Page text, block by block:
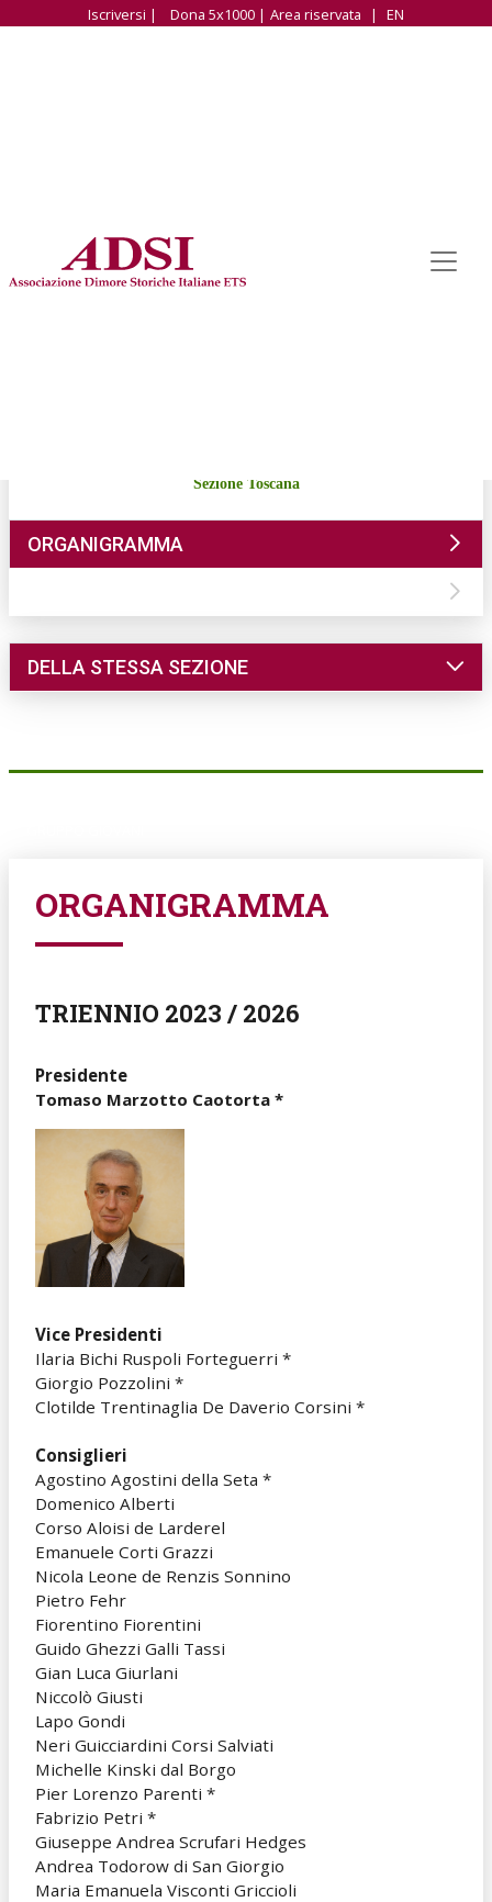
Iscriversi | Dona 5x1000 | Area riservata | EN
Sezione Toscana
ORGANIGRAMMA
DELLA STESSA SEZIONE
ORGANIGRAMMA
TRIENNIO 2023 / 2026
Presidente
Tomaso Marzotto Caotorta *
Vice Presidenti
Ilaria Bichi Ruspoli Forteguerri *
Giorgio Pozzolini *
Clotilde Trentinaglia De Daverio Corsini *
Consiglieri
Agostino Agostini della Seta *
Domenico Alberti
Corso Aloisi de Larderel
Emanuele Corti Grazzi
Nicola Leone de Renzis Sonnino
Pietro Fehr
Fiorentino Fiorentini
Guido Ghezzi Galli Tassi
Gian Luca Giurlani
Niccolò Giusti
Lapo Gondi
Neri Guicciardini Corsi Salviati
Michelle Kinski dal Borgo
Pier Lorenzo Parenti *
Fabrizio Petri *
Giuseppe Andrea Scrufari Hedges
Andrea Todorow di San Giorgio
Maria Emanuela Visconti Griccioli